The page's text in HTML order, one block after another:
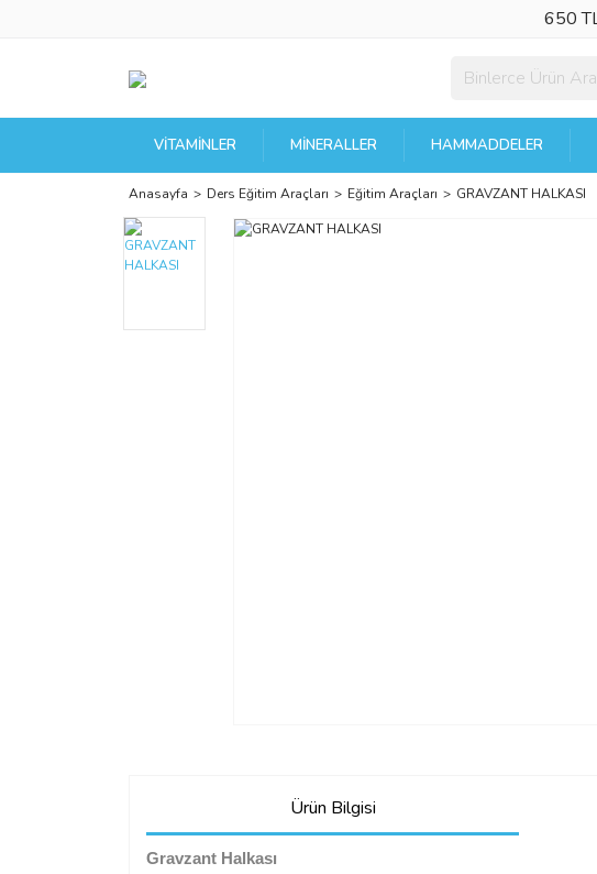
650
VITAMINLER MINERALLER HAMMADDELER
Anasayfa Ders Eğitim Araçları Eğitim Araçları GRAVZANT HALKASI
Ürün Bilgisi
Gravzant Halkası